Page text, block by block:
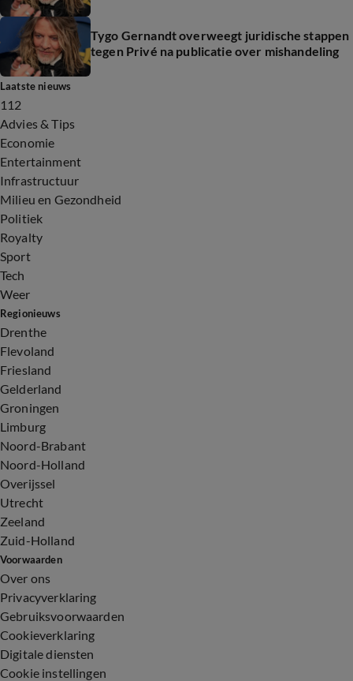
Tygo Gernandt overweegt juridische stappen
tegen Privé na publicatie over mishandeling
Laatste nieuws
112
Advies & Tips
Economie
Entertainment
Infrastructuur
Milieu en Gezondheid
Politiek
Royalty
Sport
Tech
Weer
Regionieuws
Drenthe
Flevoland
Friesland
Gelderland
Groningen
Limburg
Noord-Brabant
Noord-Holland
Overijssel
Utrecht
Zeeland
Zuid-Holland
Voorwaarden
Over ons
Privacyverklaring
Gebruiksvoorwaarden
Cookieverklaring
Digitale diensten
Cookie instellingen